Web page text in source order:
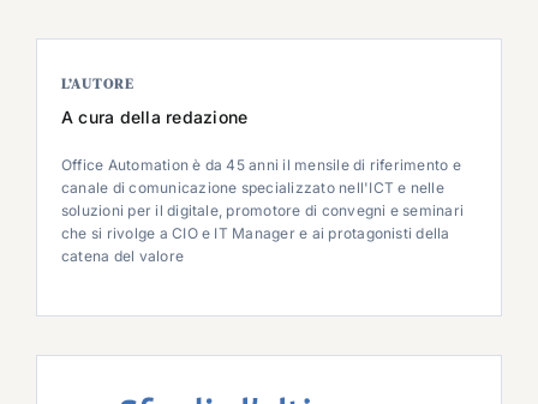
L’AUTORE
A cura della redazione
Office Automation è da 45 anni il mensile di riferimento e
canale di comunicazione specializzato nell'ICT e nelle
soluzioni per il digitale, promotore di convegni e seminari
che si rivolge a CIO e IT Manager e ai protagonisti della
catena del valore